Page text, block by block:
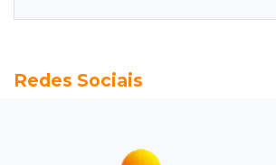
O crescimento descontrolado das
Árvore cai, bloqueia avenida e
Redes Sociais